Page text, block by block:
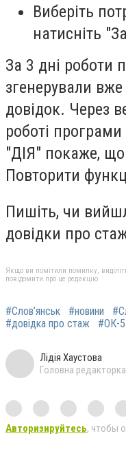
Виберіть
натисніть
За 3 дні роботи
згенерували
довідок. Через
роботі
"ДІЯ" покаже,
Повторити
Пишіть, чи
довідки про
Якщо ви помітили помилку,
повідомити про це редакцію
#Слов’янськ #новини
#довідка про стаж
#ОК-5
Лідія Хаустова
Головна редакторка
Авторизируйтесь, чтобы